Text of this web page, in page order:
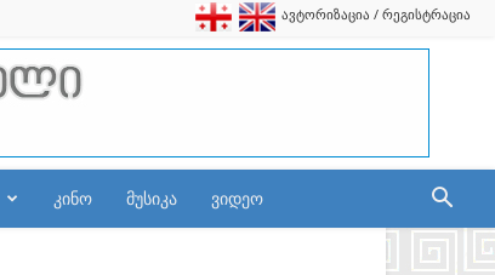
ავტორიზაცია / რეგისტრაცია
კინო მუსიკა ვიდეო